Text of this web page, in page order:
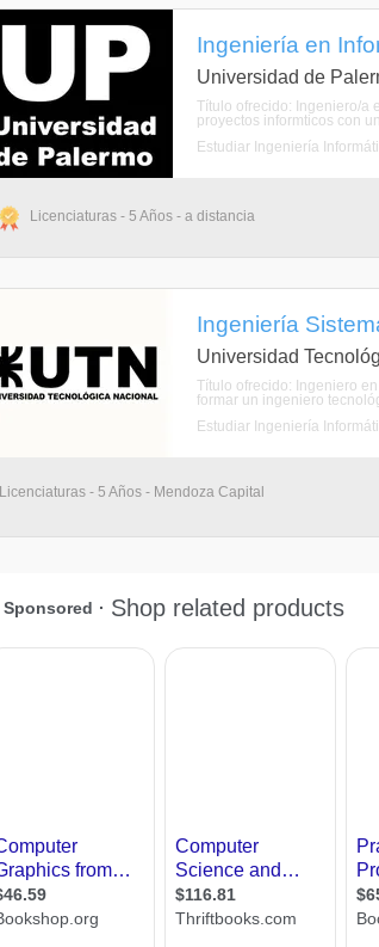
Ingeniería en
Universidad de
Título ofrecido: Ingeniero/a
proyectos informticos con
Estudiar Ingeniería
Licenciaturas - 5 Años - a distancia
Ingeniería
Universidad
Título ofrecido: Ingeniero
formar un ingeniero
Estudiar Ingeniería
Licenciaturas - 5 Años - Mendoza Capital